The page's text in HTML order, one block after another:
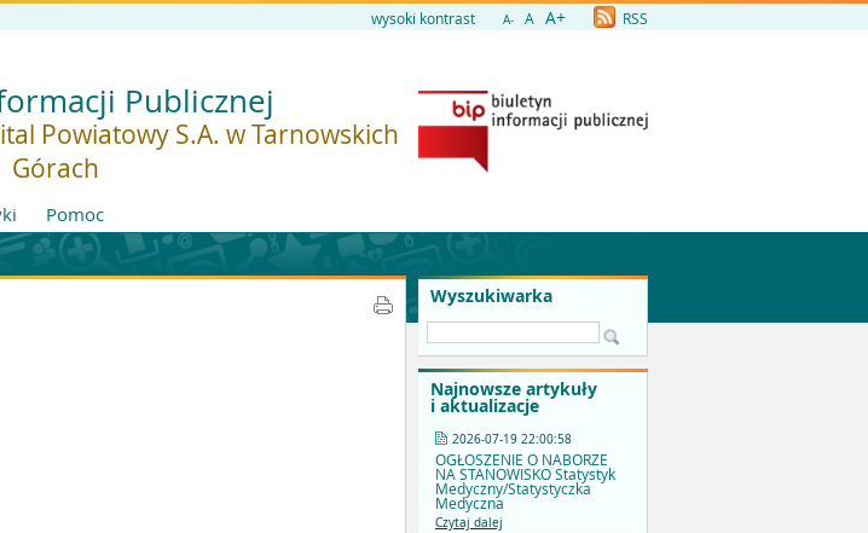
wysoki kontrast A- A A+ RSS
Publicznej
Powiatowy S.A. w Tarnowskich
Górach
Pomoc
Wyszukiwarka
Najnowsze artykuły
i aktualizacje
2026-07-19 22:00:58
OGŁOSZENIE O NABORZE
NA STANOWISKO Statystyk
Medyczny/Statystyczka
Medyczna
Czytaj dalej